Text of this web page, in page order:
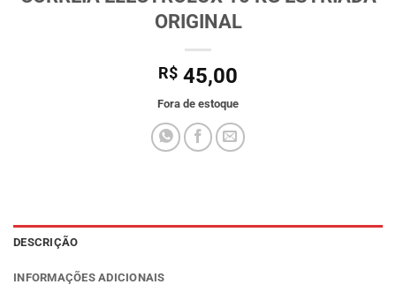
ORIGINAL
R$ 45,00
Fora de estoque
DESCRIÇÃO
INFORMAÇÕES ADICIONAIS